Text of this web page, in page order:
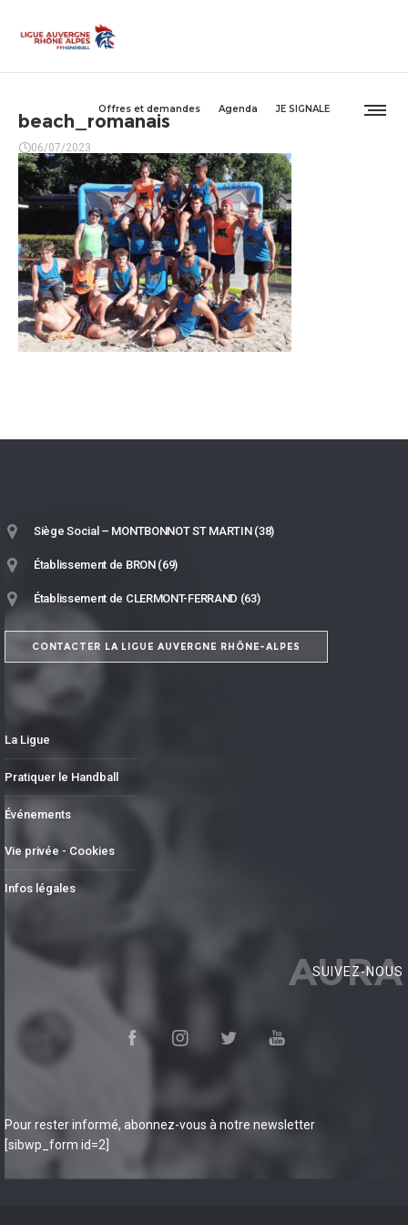
Offres et demandes Agenda JE SIGNALE
beach_romanais
06/07/2023
Siège Social – MONTBONNOT ST MARTIN (38)
Établissement de BRON (69)
Établissement de CLERMONT-FERRAND (63)
CONTACTER LA LIGUE AUVERGNE RHÔNE-ALPES
La Ligue
Pratiquer le Handball
Événements
Vie privée - Cookies
Infos légales
AURA
SUIVEZ-NOUS
Pour rester informé, abonnez-vous à notre newsletter
[sibwp_form id=2]